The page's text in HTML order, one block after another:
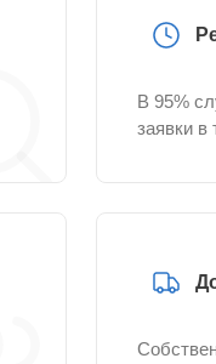
В 95%
заявки в